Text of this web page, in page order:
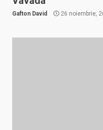
Gafton David 26 noiembrie,